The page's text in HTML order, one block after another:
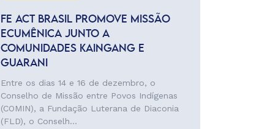
FE ACT BRASIL PROMOVE MISSÃO
ECUMÊNICA JUNTO A
COMUNIDADES KAINGANG E
GUARANI
Entre os dias 14 e 16 de dezembro, o
Conselho de Missão entre Povos Indígenas
(COMIN), a Fundação Luterana de Diaconia
(FLD), o Conselh...